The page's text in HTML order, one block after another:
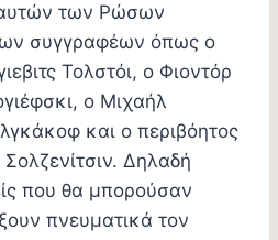
των Ρώσων
συγγραφέων όπως ο
Τολστόι, ο Φιοντόρ
ο Μιχαήλ
και ο περιβόητος
Σολζενίτσιν. Δηλαδή
που θα μπορούσαν
πνευματικά τον